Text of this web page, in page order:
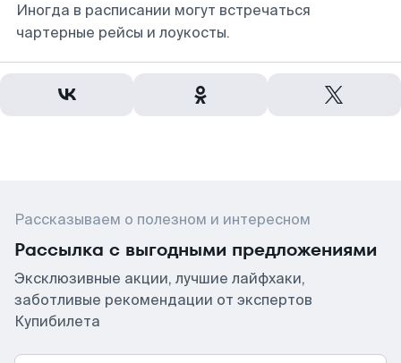
Иногда в расписании могут встречаться
чартерные рейсы и лоукосты.
Рассказываем о полезном и интересном
Рассылка с выгодными предложениями
Эксклюзивные акции, лучшие лайфхаки,
заботливые рекомендации от экспертов
Купибилета